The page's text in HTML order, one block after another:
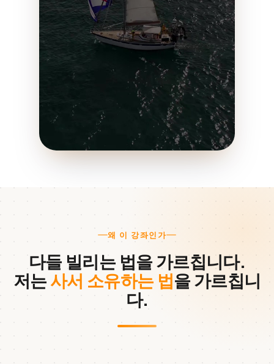
왜 이 강좌인가
다들 빌리는 법을 가르칩니다.
저는사서 소유하는 법을 가르칩니
다.